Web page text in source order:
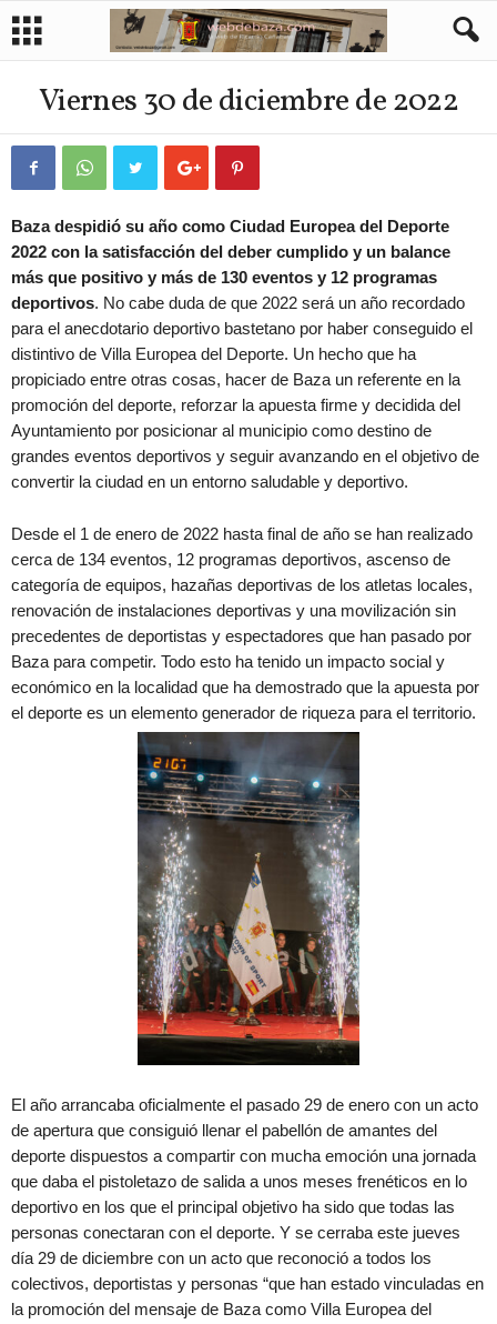
Viernes 30 de diciembre de 2022
Baza despidió su año como Ciudad Europea del Deporte
2022 con la satisfacción del deber cumplido y un balance
más que positivo y más de 130 eventos y 12 programas
deportivos. No cabe duda de que 2022 será un año recordado
para el anecdotario deportivo bastetano por haber conseguido el
distintivo de Villa Europea del Deporte. Un hecho que ha
propiciado entre otras cosas, hacer de Baza un referente en la
promoción del deporte, reforzar la apuesta firme y decidida del
Ayuntamiento por posicionar al municipio como destino de
grandes eventos deportivos y seguir avanzando en el objetivo de
convertir la ciudad en un entorno saludable y deportivo.
Desde el 1 de enero de 2022 hasta final de año se han realizado
cerca de 134 eventos, 12 programas deportivos, ascenso de
categoría de equipos, hazañas deportivas de los atletas locales,
renovación de instalaciones deportivas y una movilización sin
precedentes de deportistas y espectadores que han pasado por
Baza para competir. Todo esto ha tenido un impacto social y
económico en la localidad que ha demostrado que la apuesta por
el deporte es un elemento generador de riqueza para el territorio.
El año arrancaba oficialmente el pasado 29 de enero con un acto
de apertura que consiguió llenar el pabellón de amantes del
deporte dispuestos a compartir con mucha emoción una jornada
que daba el pistoletazo de salida a unos meses frenéticos en lo
deportivo en los que el principal objetivo ha sido que todas las
personas conectaran con el deporte. Y se cerraba este jueves
día 29 de diciembre con un acto que reconoció a todos los
colectivos, deportistas y personas “que han estado vinculadas en
la promoción del mensaje de Baza como Villa Europea del